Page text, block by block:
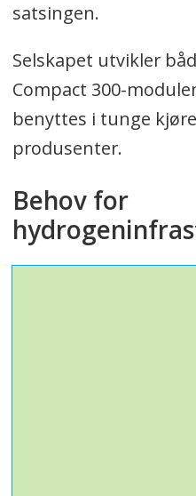
satsingen.
Selskapet utvikler
Compact 300-
benyttes i tunge
produsenter.
Behov for